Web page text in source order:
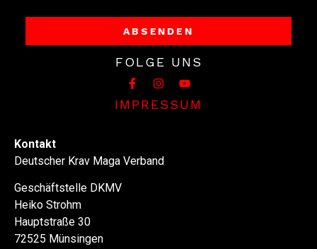
ABSENDEN
FOLGE UNS
IMPRESSUM
Kontakt
Deutscher Krav Maga Verband
Geschäftstelle DKMV
Heiko Strohm
Hauptstraße 30
72525 Münsingen